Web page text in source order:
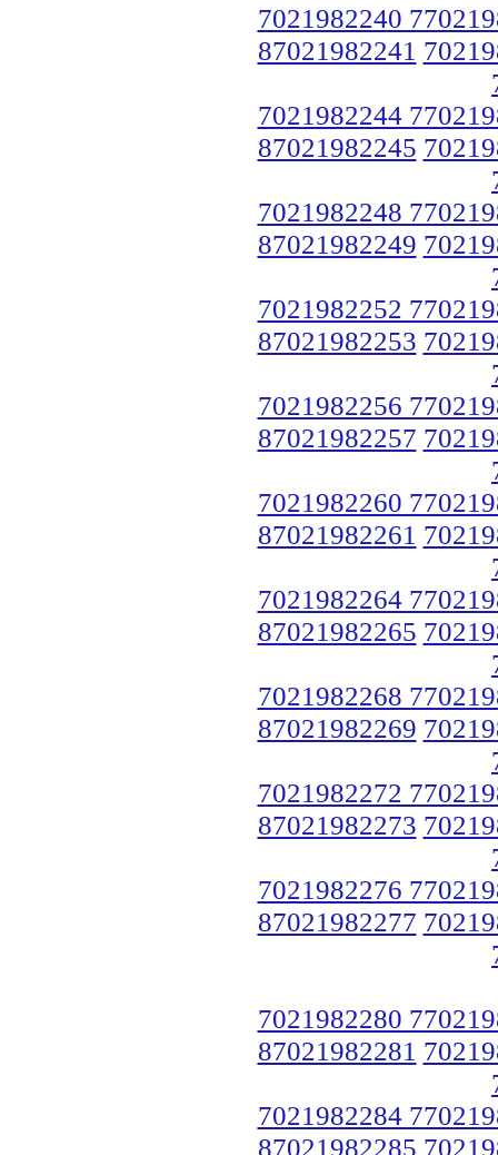
7021982240
87021982241
7021982244
87021982245
7021982248
87021982249
7021982252
87021982253
7021982256
87021982257
7021982260
87021982261
7021982264
87021982265
7021982268
87021982269
7021982272
87021982273
7021982276
87021982277
7021982280
87021982281
7021982284
87021982285